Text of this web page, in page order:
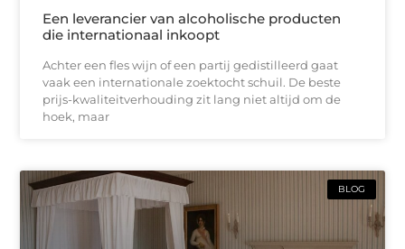
Een leverancier van alcoholische producten
die internationaal inkoopt
Achter een fles wijn of een partij gedistilleerd gaat
vaak een internationale zoektocht schuil. De beste
prijs-kwaliteitverhouding zit lang niet altijd om de
hoek, maar
BLOG